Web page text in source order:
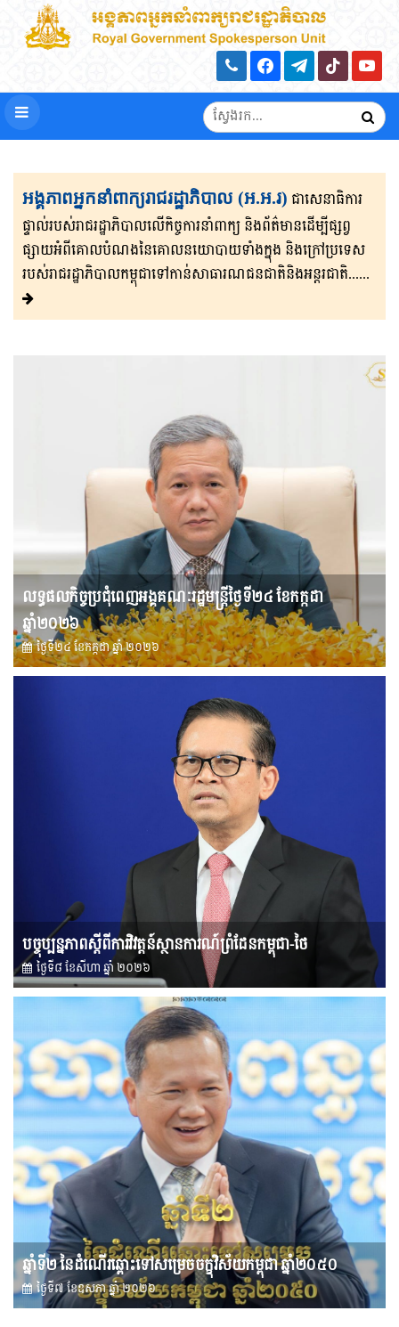
អង្គភាពអ្នកនាំពាក្យរាជរដ្ឋាភិបាល (អ.អ.រ) ជាសេនា​ធិ​កា​រ​​
ផ្ទាល់​របស់រាជរដ្ឋាភិ​បា​ល​លើ​កិច្ចការ​នាំពាក្យ និងព័ត៌មាន​ដើម្បីផ្សព្វ​
ផ្សាយ​​អំពីគោលបំណងនៃគោល​នយោបាយទាំងក្នុង និងក្រៅ​ប្រទេ​​ស​
របស់រាជរដ្ឋា​ភិ​បា​ល​កម្ពុជាទៅកាន់សាធារណជនជាតិនិងអន្តរជាតិ......
លទ្ធផលកិច្ចប្រជុំពេញអង្គគណៈរដ្ឋមន្រ្តីថ្ងៃទី២៤ ខែកក្កដា
ឆ្នាំ២០២៦
ថ្ងៃទី២៤ ខែ​កក្កដា ឆ្នាំ ២០២៦
បច្ចុប្បន្នភាពស្ដីពីការវិវត្តន៍ស្ថានការណ៍ព្រំដែនកម្ពុជា-ថៃ
ថ្ងៃទី៨ ខែ​សីហា ឆ្នាំ ២០២៦
ឆ្នាំទី២ នៃដំណើរឆ្ពោះទៅសម្រេច​ចក្ខុវិស័យ​កម្ពុជា ឆ្នាំ២០៥០
ថ្ងៃទី៧ ខែ​ឧសភា ឆ្នាំ ២០២៦